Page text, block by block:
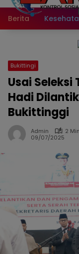
Berita
Bukittingi
Usai
Hadi
Bukittinggi
Admin
2
09/07/2025